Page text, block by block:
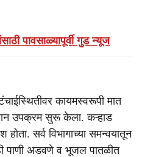
पावसाळ्यापूर्वी गुड न्यूज
कायमस्वरूपी मात
उपक्रम सुरू केला. कऱ्हाड
होता. सर्व विभागाच्या समन्वयातून
पाणी अडवणे व भूजल पातळीत